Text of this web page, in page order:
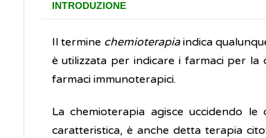
INTRODUZIONE
Il termine chemioterapiaindica
è utilizzata per indicare i farmaci per la
farmaci immunoterapici.
La chemioterapia agisce uccidendo
caratteristica, è anche detta terapia